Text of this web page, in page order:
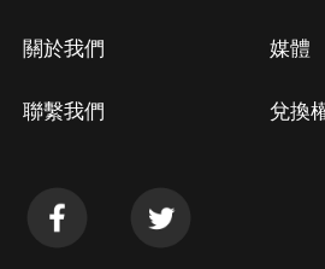
關於我們
聯繫我們
媒體
兌換